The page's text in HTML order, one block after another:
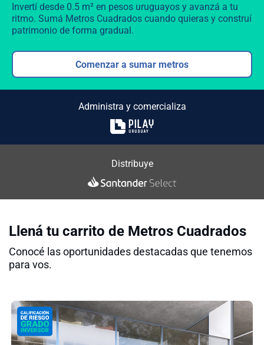
Invertí desde 0.5 m² en pesos uruguayos y avanzá a tu
ritmo. Sumá Metros Cuadrados cuando quieras y construí
patrimonio de forma gradual.
Comenzar a sumar metros
Administra y comercializa
Distribuye
Llená tu carrito de Metros Cuadrados
Conocé las oportunidades destacadas que tenemos
para vos.